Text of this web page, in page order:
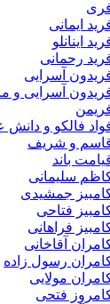
و مانی رهنما
و دانش عسکری
زاده